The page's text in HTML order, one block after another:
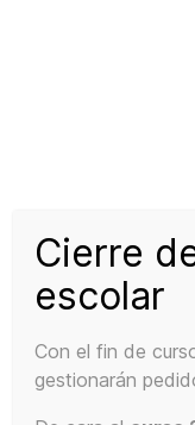
Tu carrito
VOLVER A
Cierre
escolar
Con el fin de
gestionarán